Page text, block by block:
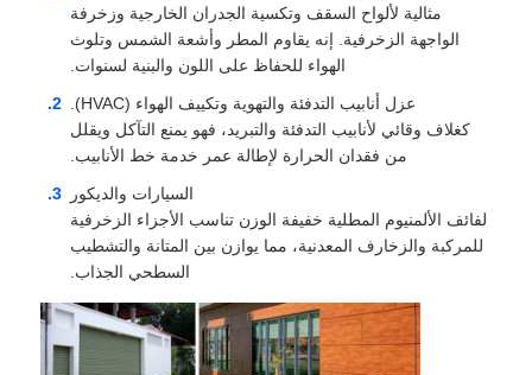
مثالية لألواح السقف وتكسية الجدران الخارجية وزخرفة
الواجهة الزخرفية. إنه يقاوم المطر وأشعة الشمس وتلوث
الهواء للحفاظ على اللون والبنية لسنوات.
عزل أنابيب التدفئة والتهوية وتكييف الهواء (HVAC).
كغلاف وقائي لأنابيب التدفئة والتبريد، فهو يمنع التآكل ويقلل
من فقدان الحرارة لإطالة عمر خدمة خط الأنابيب.
السيارات والديكور
لفائف الألمنيوم المطلية خفيفة الوزن تناسب الأجزاء الزخرفية
للمركبة والزخارف المعدنية، مما يوازن بين المتانة والتشطيب
السطحي الجذاب.